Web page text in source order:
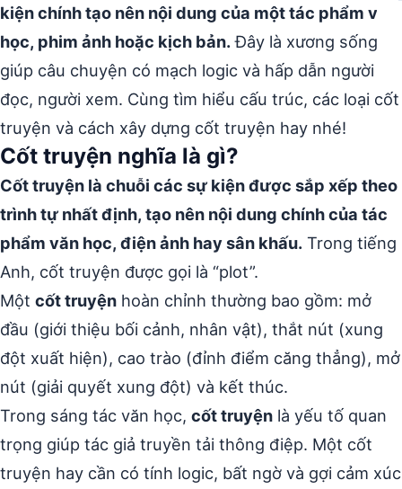
kiện chính tạo nên nội dung của một tác phẩm văn
học, phim ảnh hoặc kịch bản.Đây là xương sống
giúp câu chuyện có mạch logic và hấp dẫn người
đọc, người xem. Cùng tìm hiểu cấu trúc, các loại cốt
truyện và cách xây dựng cốt truyện hay nhé!
Cốt truyện nghĩa là gì?
Cốt truyện là chuỗi các sự kiện được sắp xếp theo
trình tự nhất định, tạo nên nội dung chính của tác
phẩm văn học, điện ảnh hay sân khấu. Trong tiếng
Anh, cốt truyện được gọi là “plot”.
Một cốt truyện hoàn chỉnh thường bao gồm: mở
đầu (giới thiệu bối cảnh, nhân vật), thắt nút (xung
đột xuất hiện), cao trào (đỉnh điểm căng thẳng), mở
nút (giải quyết xung đột) và kết thúc.
Trong sáng tác văn học, cốt truyện là yếu tố quan
trọng giúp tác giả truyền tải thông điệp. Một cốt
truyện hay cần có tính logic, bất ngờ và gợi cảm xúc